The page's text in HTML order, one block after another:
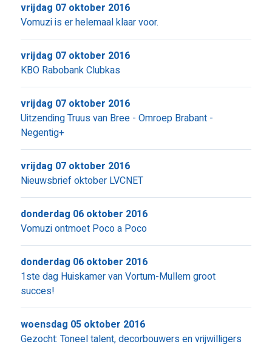
Vomuzi is er helemaal klaar voor.
vrijdag 07 oktober 2016
KBO Rabobank Clubkas
vrijdag 07 oktober 2016
Uitzending Truus van Bree - Omroep Brabant -
Negentig+
vrijdag 07 oktober 2016
Nieuwsbrief oktober LVCNET
vrijdag 07 oktober 2016
Vomuzi ontmoet Poco a Poco
donderdag 06 oktober 2016
1ste dag Huiskamer van Vortum-Mullem groot
succes!
donderdag 06 oktober 2016
Gezocht: Toneel talent, decorbouwers en vrijwilligers
woensdag 05 oktober 2016